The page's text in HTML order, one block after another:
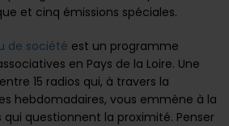
et cinq émissions spéciales.
de société est un programme
en Pays de la Loire. Une
15 radios qui, à travers la
hebdomadaires, vous emmène à la
qui questionnent la proximité. Penser